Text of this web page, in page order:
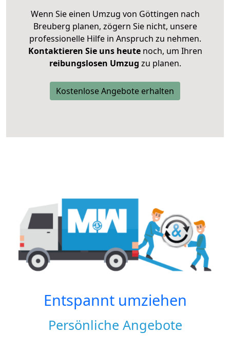
Wenn Sie einen Umzug von Göttingen nach
Breuberg planen, zögern Sie nicht, unsere
professionelle Hilfe in Anspruch zu nehmen.
Kontaktieren Sie uns heutenoch, um Ihren
reibungslosen Umzug zu planen.
Kostenlose Angebote erhalten
Entspannt umziehen
Persönliche Angebote